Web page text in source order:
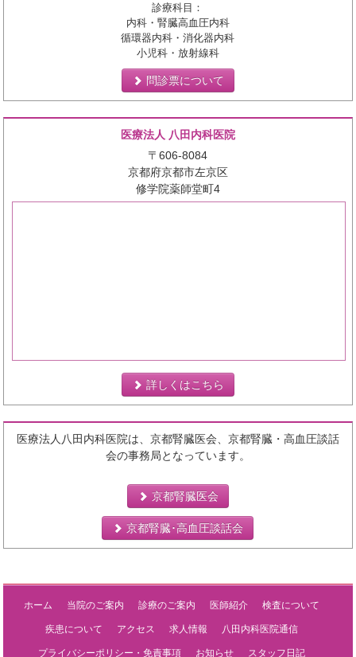
診療科目：
内科・腎臓高血圧内科
循環器内科・消化器内科
小児科・放射線科
問診票について
医療法人 八田内科医院
〒606-8084
京都府京都市左京区
修学院薬師堂町4
詳しくはこちら
医療法人八田内科医院は、京都腎臓医会、京都腎臓・高血圧談話
会の事務局となっています。
京都腎臓医会
京都腎臓･高血圧談話会
ホーム 当院のご案内 診療のご案内 医師紹介 検査について
疾患について アクセス 求人情報 八田内科医院通信
プライバシーポリシー・免責事項 お知らせ スタッフ日記